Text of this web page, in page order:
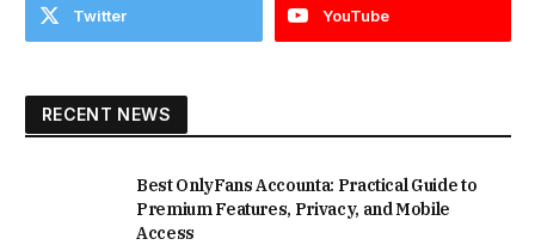
Twitter YouTube
RECENT NEWS
Best OnlyFans Accounta: Practical Guide to
Premium Features, Privacy, and Mobile
Access